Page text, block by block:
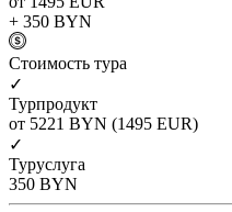
+ 350 BYN
Cтоимость тура
✓
Турпродукт
от 5221 BYN (1495 EUR)
✓
Туруслуга
350 BYN